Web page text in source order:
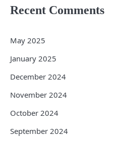
Recent Comments
May 2025
January 2025
December 2024
November 2024
October 2024
September 2024